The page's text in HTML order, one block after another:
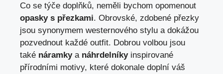
Co se týče doplňků, neměli bychom opomenout
opasky s přezkami. Obrovské, zdobené přezky
jsou synonymem westernového stylu a dokážou
pozvednout každé outfit. Dobrou volbou jsou
také náramkya náhrdelníkyinspirované
přírodními motivy, které dokonale doplní váš